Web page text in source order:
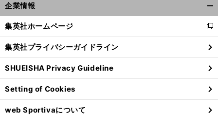
企業情報
閉
る
集英社ホームページ
新
し
い
ウ
ィ
ン
ド
ウ
で
集英社プライバシーガイドライン
SHUEISHA Privacy Guideline
Setting of Cookies
web Sportivaについて